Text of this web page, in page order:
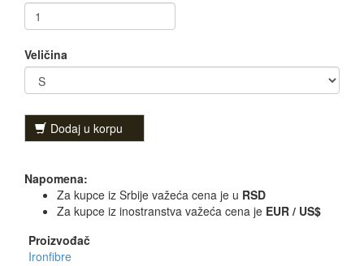
Veličina
Dodaj u korpu
Napomena:
Za kupce iz Srbije važeća cena je u RSD
Za kupce iz inostranstva važeća cena je EUR / US$
Proizvođač
Ironfibre